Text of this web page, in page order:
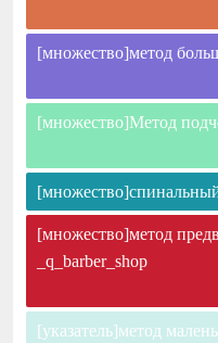
[множество]метод
[множество]Метод
[множество]метод
_q_barber_shop
[указатель]метод